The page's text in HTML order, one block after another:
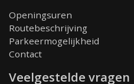
Openingsuren
Routebeschrijving
Parkeermogelijkheid
Contact
Veelgestelde vragen